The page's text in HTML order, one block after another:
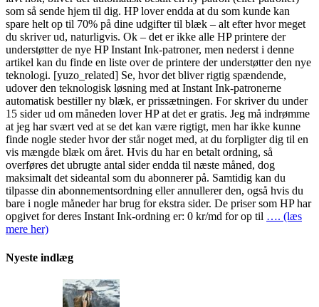
som så sende hjem til dig. HP lover endda at du som kunde kan
spare helt op til 70% på dine udgifter til blæk – alt efter hvor meget
du skriver ud, naturligvis. Ok – det er ikke alle HP printere der
understøtter de nye HP Instant Ink-patroner, men nederst i denne
artikel kan du finde en liste over de printere der understøtter den nye
teknologi. [yuzo_related] Se, hvor det bliver rigtig spændende,
udover den teknologisk løsning med at Instant Ink-patronerne
automatisk bestiller ny blæk, er prissætningen. For skriver du under
15 sider ud om måneden lover HP at det er gratis. Jeg må indrømme
at jeg har svært ved at se det kan være rigtigt, men har ikke kunne
finde nogle steder hvor der står noget med, at du forpligter dig til en
vis mængde blæk om året. Hvis du har en betalt ordning, så
overføres det ubrugte antal sider endda til næste måned, dog
maksimalt det sideantal som du abonnerer på. Samtidig kan du
tilpasse din abonnementsordning eller annullerer den, også hvis du
bare i nogle måneder har brug for ekstra sider. De priser som HP har
opgivet for deres Instant Ink-ordning er: 0 kr/md for op til …. (læs
mere her)
Nyeste indlæg